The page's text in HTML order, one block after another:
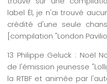
label Él, je n'ai trouvé
crédité d'une seule
[compilation "London
13 Philippe Geluck : Noël
de l'émission jeunesse
la RTBF et animée par